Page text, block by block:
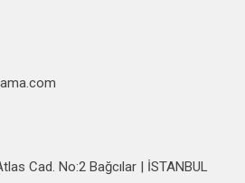
Cad. No:2 Bağcılar | İSTANBUL